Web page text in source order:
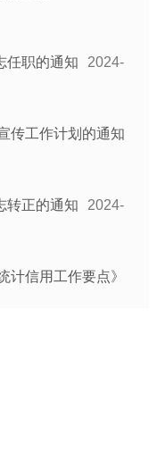
任职的通知
2024-
传工作计划的通知
转正的通知
2024-
计信用工作要点》